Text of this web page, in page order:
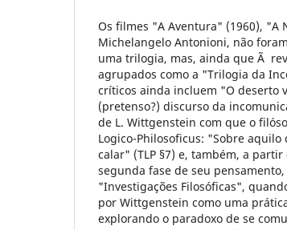
Os filmes "A Aventura" (1960), "A
Michelangelo Antonioni, não
uma trilogia, mas, ainda que Ã
agrupados como a "Trilogia da
críticos ainda incluem "O deserto
(pretenso?) discurso da
de L. Wittgenstein com que o
Logico-Philosoficus: "Sobre
calar" (TLP §7) e, também, a
segunda fase de seu
"Investigações Filosóficas",
por Wittgenstein como uma
explorando o paradoxo de se